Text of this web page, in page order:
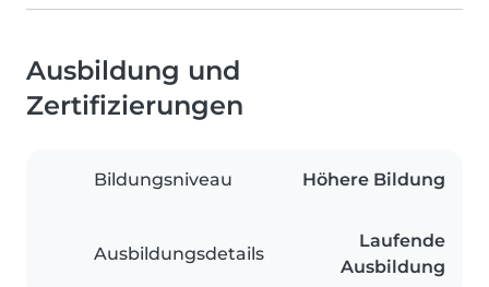
Ausbildung und
Zertifizierungen
Bildungsniveau Höhere Bildung
Ausbildungsdetails
Laufende
Ausbildung